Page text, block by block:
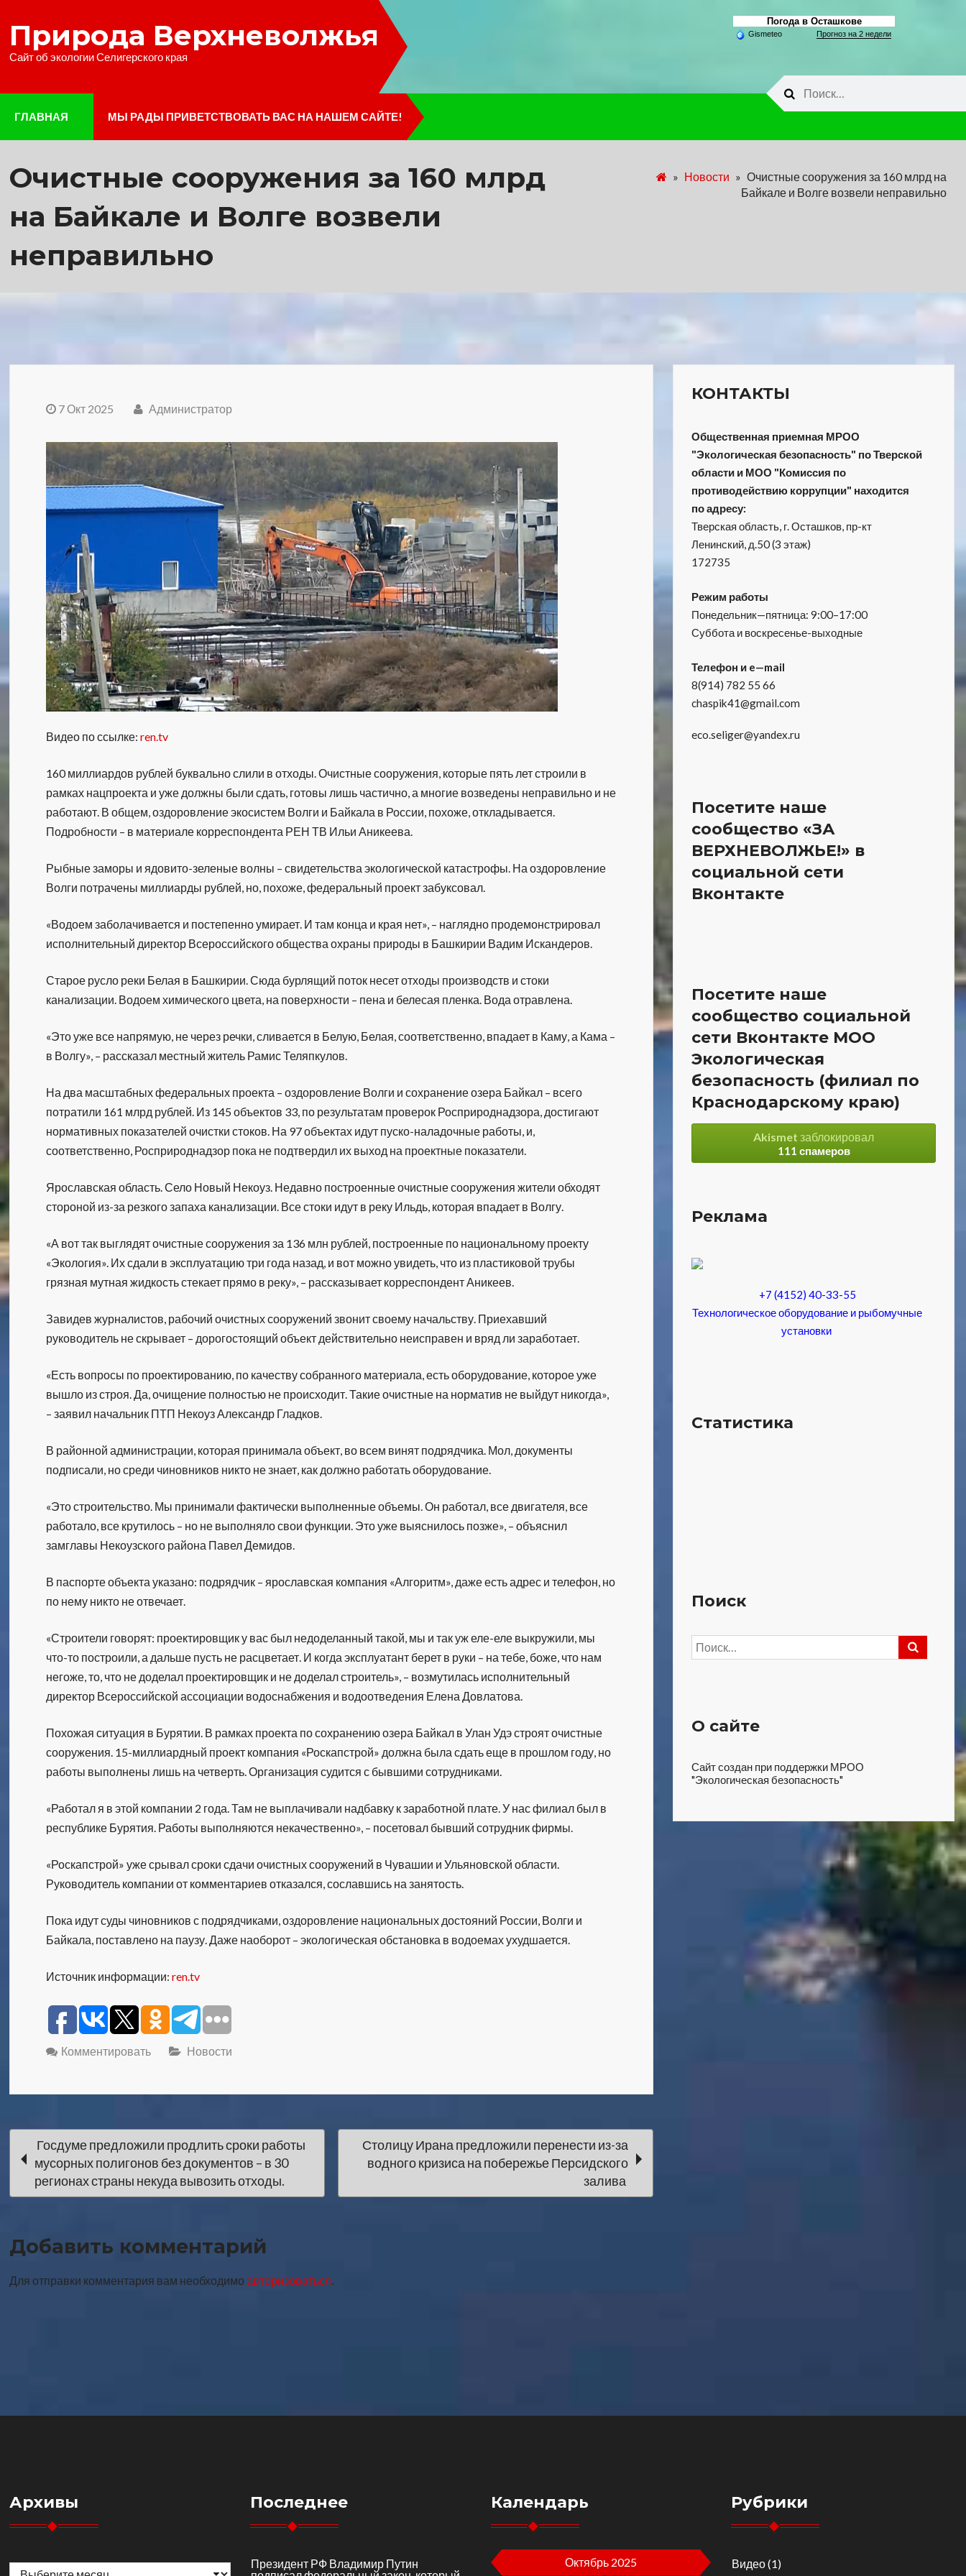
Природа Верхневолжья
Сайт об экологии Селигерского края
Погода в Осташкове
Gismeteo Прогноз на 2 недели
ГЛАВНАЯ МЫ РАДЫ ПРИВЕТСТВОВАТЬ ВАС НА НАШЕМ САЙТЕ!
Очистные сооружения за 160 млрд
на Байкале и Волге возвели
неправильно
» Новости » Очистные сооружения за 160 млрд на
Байкале и Волге возвели неправильно
7 Окт 2025 Администратор
Видео по ссылке:ren.tv
160 миллиардов рублей буквально слили в отходы. Очистные сооружения, которые пять лет строили в
рамках нацпроекта и уже должны были сдать, готовы лишь частично, а многие возведены неправильно и не
работают. В общем, оздоровление экосистем Волги и Байкала в России, похоже, откладывается.
Подробности – в материале корреспондента РЕН ТВ Ильи Аникеева.
Рыбные заморы и ядовито-зеленые волны – свидетельства экологической катастрофы. На оздоровление
Волги потрачены миллиарды рублей, но, похоже, федеральный проект забуксовал.
«Водоем заболачивается и постепенно умирает. И там конца и края нет», – наглядно продемонстрировал
исполнительный директор Всероссийского общества охраны природы в Башкирии Вадим Искандеров.
Старое русло реки Белая в Башкирии. Сюда бурлящий поток несет отходы производств и стоки
канализации. Водоем химического цвета, на поверхности – пена и белесая пленка. Вода отравлена.
«Это уже все напрямую, не через речки, сливается в Белую, Белая, соответственно, впадает в Каму, а Кама –
в Волгу», – рассказал местный житель Рамис Теляпкулов.
На два масштабных федеральных проекта – оздоровление Волги и сохранение озера Байкал – всего
потратили 161 млрд рублей. Из 145 объектов 33, по результатам проверок Росприроднадзора, достигают
нормативных показателей очистки стоков. На 97 объектах идут пуско-наладочные работы, и,
соответственно, Росприроднадзор пока не подтвердил их выход на проектные показатели.
Ярославская область. Село Новый Некоуз. Недавно построенные очистные сооружения жители обходят
стороной из-за резкого запаха канализации. Все стоки идут в реку Ильдь, которая впадает в Волгу.
«А вот так выглядят очистные сооружения за 136 млн рублей, построенные по национальному проекту
«Экология». Их сдали в эксплуатацию три года назад, и вот можно увидеть, что из пластиковой трубы
грязная мутная жидкость стекает прямо в реку», – рассказывает корреспондент Аникеев.
Завидев журналистов, рабочий очистных сооружений звонит своему начальству. Приехавший
руководитель не скрывает – дорогостоящий объект действительно неисправен и вряд ли заработает.
«Есть вопросы по проектированию, по качеству собранного материала, есть оборудование, которое уже
вышло из строя. Да, очищение полностью не происходит. Такие очистные на норматив не выйдут никогда»,
– заявил начальник ПТП Некоуз Александр Гладков.
В районной администрации, которая принимала объект, во всем винят подрядчика. Мол, документы
подписали, но среди чиновников никто не знает, как должно работать оборудование.
«Это строительство. Мы принимали фактически выполненные объемы. Он работал, все двигателя, все
работало, все крутилось – но не выполняло свои функции. Это уже выяснилось позже», – объяснил
замглавы Некоузского района Павел Демидов.
В паспорте объекта указано: подрядчик – ярославская компания «Алгоритм», даже есть адрес и телефон, но
по нему никто не отвечает.
«Строители говорят: проектировщик у вас был недоделанный такой, мы и так уж еле-еле выкружили, мы
что-то построили, а дальше пусть не расцветает. И когда эксплуатант берет в руки – на тебе, боже, что нам
негоже, то, что не доделал проектировщик и не доделал строитель», – возмутилась исполнительный
директор Всероссийской ассоциации водоснабжения и водоотведения Елена Довлатова.
Похожая ситуация в Бурятии. В рамках проекта по сохранению озера Байкал в Улан Удэ строят очистные
сооружения. 15-миллиардный проект компания «Роскапстрой» должна была сдать еще в прошлом году, но
работы выполнены лишь на четверть. Организация судится с бывшими сотрудниками.
«Работал я в этой компании 2 года. Там не выплачивали надбавку к заработной плате. У нас филиал был в
республике Бурятия. Работы выполняются некачественно», – посетовал бывший сотрудник фирмы.
«Роскапстрой» уже срывал сроки сдачи очистных сооружений в Чувашии и Ульяновской области.
Руководитель компании от комментариев отказался, сославшись на занятость.
Пока идут суды чиновников с подрядчиками, оздоровление национальных достояний России, Волги и
Байкала, поставлено на паузу. Даже наоборот – экологическая обстановка в водоемах ухудшается.
Источник информации:ren.tv
Комментировать Новости
Навигация
по
Госдуме предложили продлить сроки работы
мусорных полигонов без документов – в 30
регионах страны некуда вывозить отходы.
Столицу Ирана предложили перенести из-за
водного кризиса на побережье Персидского
залива
Добавить комментарий
Для отправки комментария вам необходимоавторизоваться.
КОНТАКТЫ
Общественная приемная МРОО
"Экологическая безопасность" по Тверской
области и МОО "Комиссия по
противодействию коррупции" находится
по адресу:
Тверская область, г. Осташков, пр-кт
Ленинский, д.50 (3 этаж)
172735
Режим работы
Понедельник—пятница: 9:00–17:00
Суббота и воскресенье-выходные
Телефон и e—mail
8(914) 782 55 66
chaspik41@gmail.com
eco.seliger@yandex.ru
Посетите наше
сообщество «ЗА
ВЕРХНЕВОЛЖЬЕ!» в
социальной сети
Вконтакте
Посетите наше
сообщество социальной
сети Вконтакте МОО
Экологическая
безопасность (филиал по
Краснодарскому краю)
Akismet заблокировал
111 спамеров
Реклама
+7 (4152) 40-33-55
Технологическое оборудование и рыбомучные
установки
Статистика
Поиск
Найти:
О сайте
Сайт создан при поддержки МРОО
"Экологическая безопасность"
Архивы Последнее
Президент РФ Владимир Путин
Календарь
Октябрь 2025
Рубрики
Видео(1)